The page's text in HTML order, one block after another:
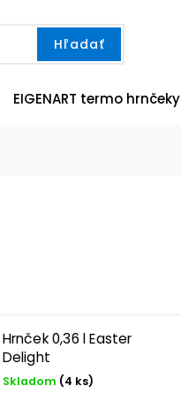
Hľadať
EIGENART termo hrnčeky
Hrnček 0,36 l Easter
Delight
Skladom (4 ks)